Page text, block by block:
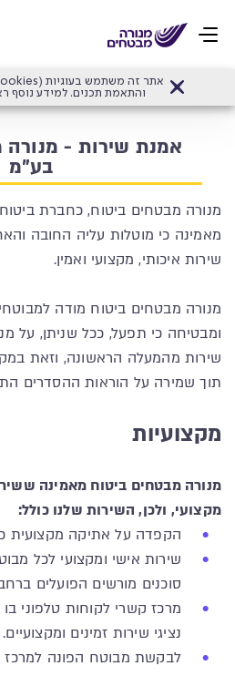
והתאמת תכנים. למידע נוסף
מנורה מבטחים ביטוח בע"מ > אמנת שירות -
אמנת שירות - מנורה
בע"מ
מנורה מבטחים ביטוח, כחברת
מאמינה כי מוטלות עליה החובה
שירות איכותי, מקצועי ואמין.
מנורה מבטחים ביטוח מודה
ומבטיחה כי תפעל, ככל שניתן, על
שירות מהמעלה הראשונה, וזאת
תוך שמירה על הוראות ההסדרים
מקצועיות
מנורה מבטחים ביטוח מאמינה
מקצועי, ולכן, השירות שלנו כולל:
הקפדה על אתיקה מקצועית
שירות אישי ומקצועי לכל
סוכנים מורשים הפועלים
מרכז קשרי לקוחות טלפוני
נציגי שירות זמינים ומקצועיים.
לבקשת מבוטח הפונה למרכז